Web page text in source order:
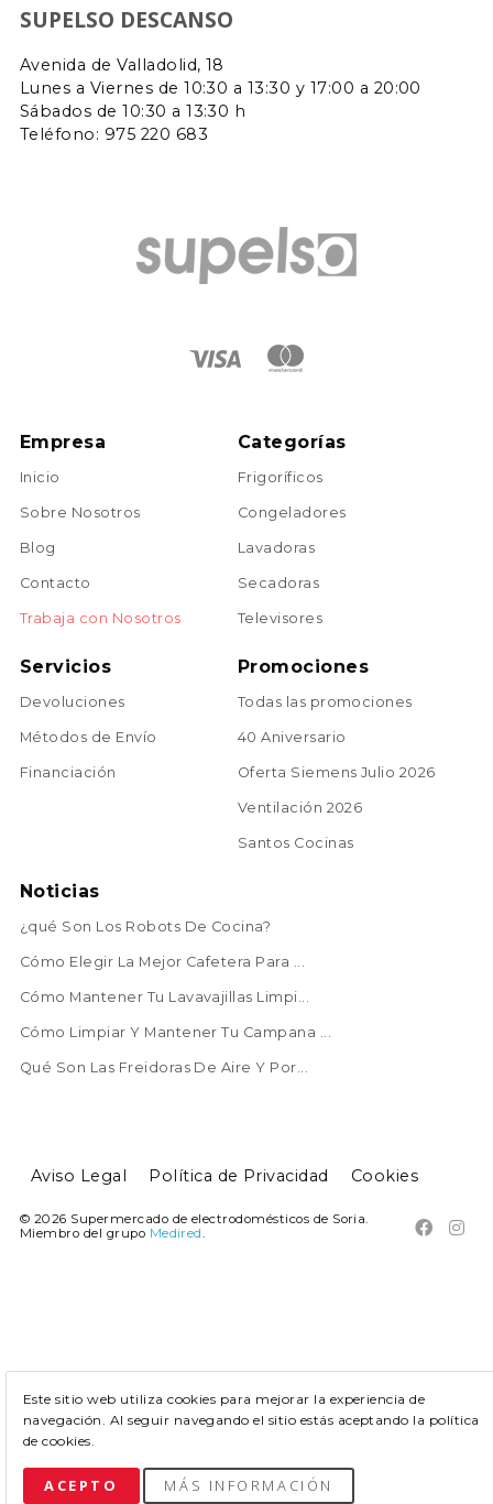
SUPELSO DESCANSO
Avenida de Valladolid, 18
Lunes a Viernes de 10:30 a 13:30 y 17:00 a 20:00
Sábados de 10:30 a 13:30 h
Teléfono: 975 220 683
Empresa
Inicio
Sobre Nosotros
Blog
Contacto
Trabaja con Nosotros
Categorías
Frigoríficos
Congeladores
Lavadoras
Secadoras
Televisores
Servicios
Devoluciones
Métodos de Envío
Financiación
Promociones
Todas las promociones
40 Aniversario
Oferta Siemens Julio 2026
Ventilación 2026
Santos Cocinas
Noticias
¿qué Son Los Robots De Cocina?
Cómo Elegir La Mejor Cafetera Para ...
Cómo Mantener Tu Lavavajillas Limpi...
Cómo Limpiar Y Mantener Tu Campana ...
Qué Son Las Freidoras De Aire Y Por...
Aviso Legal Política de Privacidad Cookies
 
© 2026 Supermercado de electrodomésticos de Soria.
Miembro del grupo Medired.
Este sitio web utiliza cookies para mejorar la experiencia de
navegación. Al seguir navegando el sitio estás aceptando la política
de cookies.
ACEPTO MÁS INFORMACIÓN